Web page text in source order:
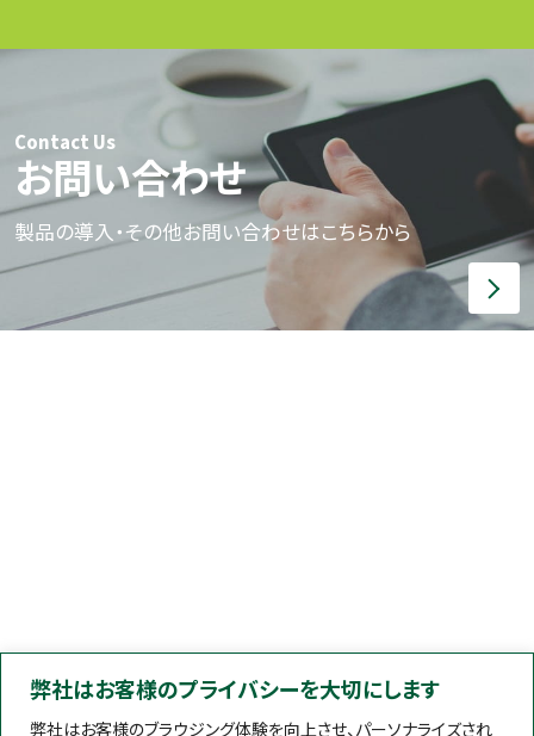
弊社はお客様のプライバシーを大切にします
弊社はお客様のブラウジング体験を向上させ、パーソナライズされ
Contact Us
お問い合わせ
製品の導入・その他お問い合わせはこちらから